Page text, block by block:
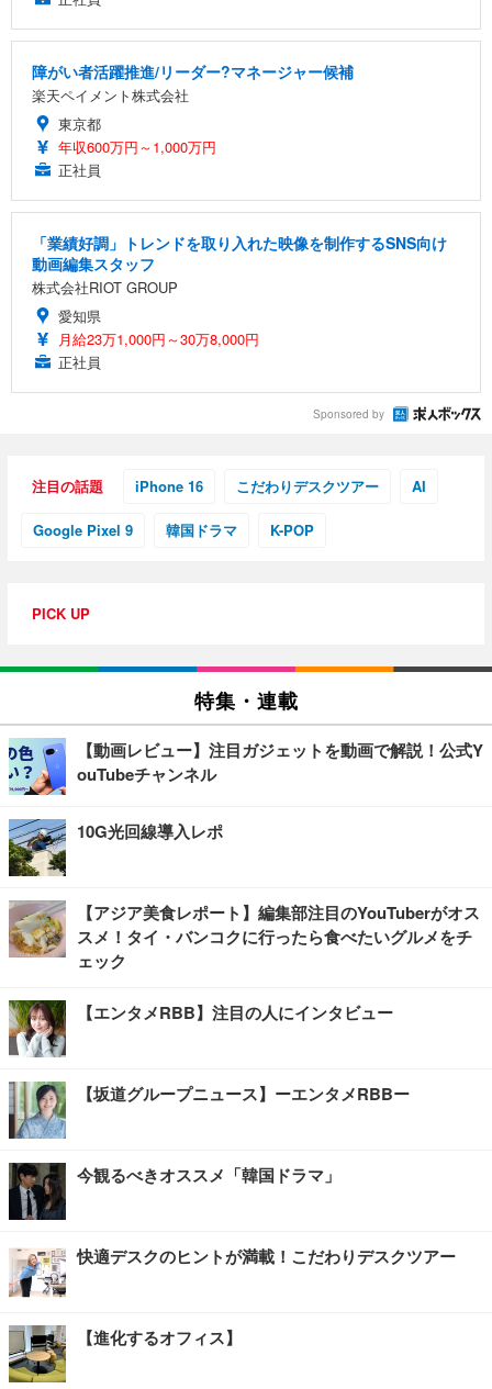
障がい者活躍推進/リーダー?マネージャー候補
楽天ペイメント株式会社
東京都
年収600万円～1,000万円
正社員
「業績好調」トレンドを取り入れた映像を制作するSNS向け
動画編集スタッフ
株式会社RIOT GROUP
愛知県
月給23万1,000円～30万8,000円
正社員
Sponsored by
注目の話題 iPhone 16 こだわりデスクツアー AI
Google Pixel 9 韓国ドラマ K-POP
PICK UP
特集・連載
【動画レビュー】注目ガジェットを動画で解説！公式Y
ouTubeチャンネル
10G光回線導入レポ
【アジア美食レポート】編集部注目のYouTuberがオス
スメ！タイ・バンコクに行ったら食べたいグルメをチ
ェック
【エンタメRBB】注目の人にインタビュー
【坂道グループニュース】ーエンタメRBBー
今観るべきオススメ「韓国ドラマ」
快適デスクのヒントが満載！こだわりデスクツアー
【進化するオフィス】